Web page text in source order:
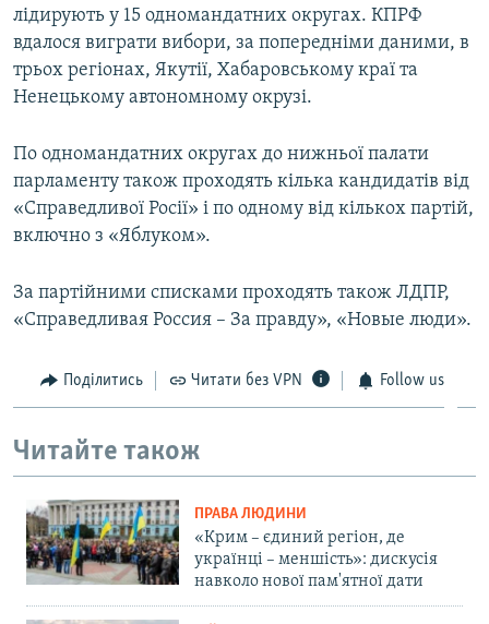
лідирують у 15 одномандатних округах. КПРФ
вдалося виграти вибори, за попередніми даними, в
трьох регіонах, Якутії, Хабаровському краї та
Ненецькому автономному окрузі.
По одномандатних округах до нижньої палати
парламенту також проходять кілька кандидатів від
«Справедливої Росії» і по одному від кількох партій,
включно з «Яблуком».
За партійними списками проходять також ЛДПР,
«Справедливая Россия – За правду», «Новые люди».
Поділитись Читати без VPN Follow us
Читайте також
ПРАВА ЛЮДИНИ
«Крим – єдиний регіон, де
українці – меншість»: дискусія
навколо нової пам'ятної дати